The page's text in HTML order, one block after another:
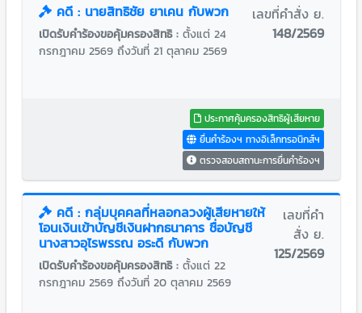
คดี : นายสิทธิชัย ยาเคน กับพวก
เปิดรับคำร้องขอคุ้มครองสิทธิ : ตั้งแต่ 24
กรกฎาคม 2569 ถึงวันที่ 21 ตุลาคม 2569
เลขที่คำสั่ง ย.
148/2569
ประกาศคุ้มครองสิทธิผู้เสียหาย
ยื่นคำร้องฯ ทางอิเล็กทรอนิกส์ฯ
ตรวจสอบสถานะการยื่นคำร้องฯ
คดี : กลุ่มบุคคลที่หลอกลวงผู้เสียหายให้
โอนเงินเข้าบัญชีเงินฝากธนาคาร ชื่อบัญชี
นางสาวอุไรพรรณ อระดี กับพวก
เปิดรับคำร้องขอคุ้มครองสิทธิ : ตั้งแต่ 22
กรกฎาคม 2569 ถึงวันที่ 20 ตุลาคม 2569
เลขที่คำ
สั่ง ย.
125/2569